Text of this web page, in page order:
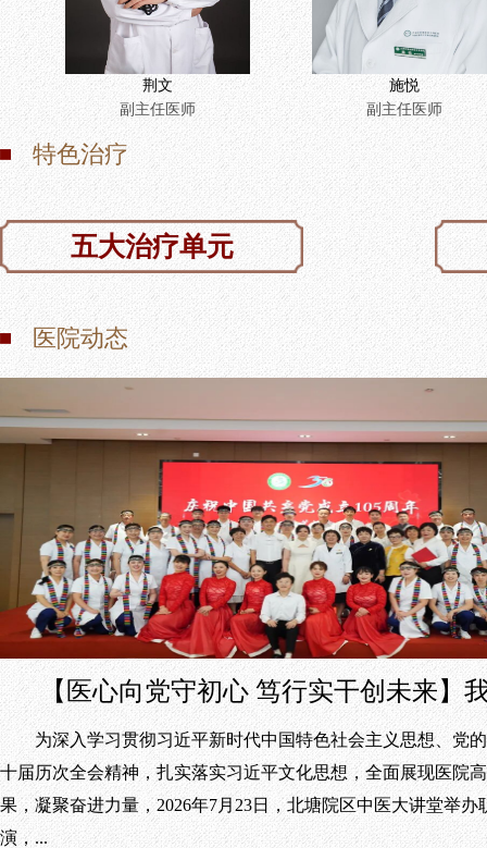
荆文
副主任医师
施悦
副主任医师
特色治疗
五大治疗单元
医院动态
【医心向党守初心 笃行实干创未来】
为深入学习贯彻习近平新时代中国特色社会主义思想、党
十届历次全会精神，扎实落实习近平文化思想，全面展现医院
果，凝聚奋进力量，2026年7月23日，北塘院区中医大讲堂举办
演，...